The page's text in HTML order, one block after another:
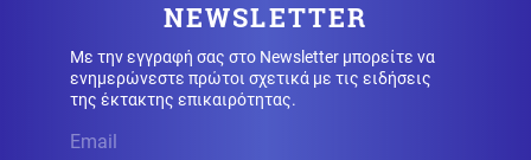
σύντροφό του
Κόσμος 08.08.2026 - 16:40
μέρα δίπλα στη θάλασσα
NEWSLETTER
Με την εγγραφή σας στο Newsletter μπορείτε να
ενημερώνεστε πρώτοι σχετικά με τις ειδήσεις
της έκτακτης επικαιρότητας.